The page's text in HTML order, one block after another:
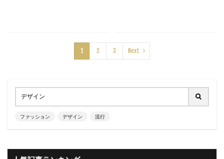
1 2 3 Next
ファッション デザイン 流行